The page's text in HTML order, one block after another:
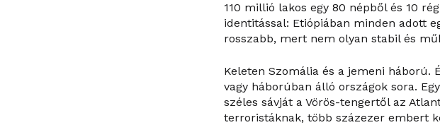
110 millió lakos egy 80 népből és 10
identitással: Etiópiában minden adott
rosszabb, mert nem olyan stabil és
Keleten Szomália és a jemeni háború.
vagy háborúban álló országok sora.
széles sávját a Vörös-tengertől az
terroristáknak, több százezer embert